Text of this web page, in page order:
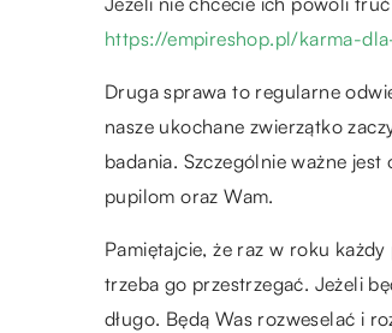
https://empireshop.pl/karma-
Druga sprawa to regularne
nasze ukochane zwierzątko
badania. Szczególnie ważne
pupilom oraz Wam.
Pamiętajcie, że raz w roku
trzeba go przestrzegać. Jeżeli
długo. Będą Was rozweselać i